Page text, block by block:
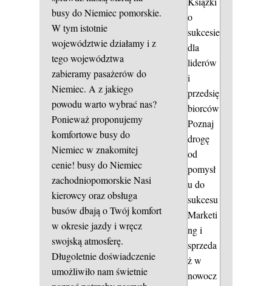
busy do Niemiec pomorskie.
W tym istotnie
województwie działamy i z
tego województwa
zabieramy pasażerów do
Niemiec. A z jakiego
powodu warto wybrać nas?
Ponieważ proponujemy
komfortowe busy do
Niemiec w znakomitej
cenie! busy do Niemiec
zachodniopomorskieNasi
kierowcy oraz obsługa
busów dbają o Twój komfort
w okresie jazdy i wręcz
swojską atmosferę.
Długoletnie doświadczenie
umożliwiło nam świetnie
o
sukcesie
dla
liderów
i
przedsię
biorców
Poznaj
drogę
od
pomysł
u do
sukcesu
Marketi
ng i
sprzeda
ż w
nowocz